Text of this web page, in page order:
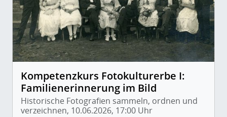
Kompetenzkurs Fotokulturerbe I:
Familienerinnerung im Bild
Historische Fotografien sammeln, ordnen und
verzeichnen, 10.06.2026, 17:00 Uhr